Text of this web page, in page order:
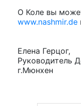
О Коле вы
www.nashmir.de
Елена Герцог,
Руководитель
г.Мюнхен